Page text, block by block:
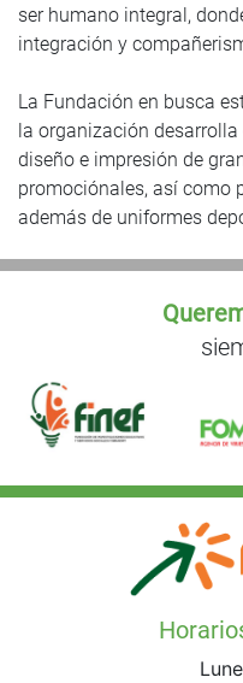
ser humano integral,
integración y
La Fundación en busca
la organización
diseño e impresión de
promociónales, así como
además de uniformes